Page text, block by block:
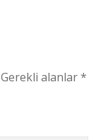
Gerekli alanlar*